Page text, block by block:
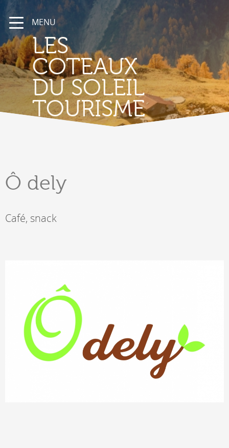
MENU
LES
COTEAUX
DU SOLEIL
TOURISME
Ô dely
Café, snack